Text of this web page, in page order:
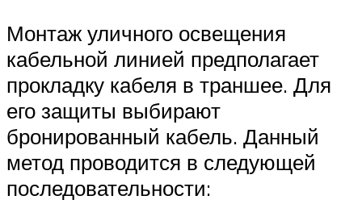
Монтаж уличного освещения
кабельной линией предполагает
прокладку кабеля в траншее. Для
его защиты выбирают
бронированный кабель. Данный
метод проводится в следующей
последовательности: